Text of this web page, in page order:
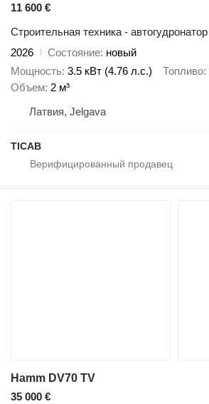
11 600 €
Строительная техника - автогудронатор
2026
Состояние новый
Мощность 3.5 кВт (4.76 л.с.) Топливо
Объем 2 м³
Латвия, Jelgava
ТІСАВ
Hamm DV70 TV
35 000 €